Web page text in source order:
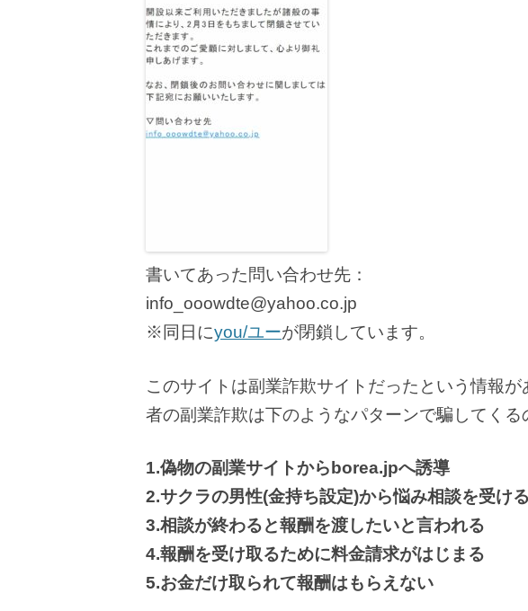
書いてあった問い合わせ先：
info_ooowdte@yahoo.co.jp
※同日にyou/ユーが閉鎖しています。
このサイトは副業詐欺サイトだったという情報
者の副業詐欺は下のようなパターンで騙してくる
1.偽物の副業サイトからborea.jpへ誘導
2.サクラの男性(金持ち設定)から悩み相談を受ける
3.相談が終わると報酬を渡したいと言われる
4.報酬を受け取るために料金請求がはじまる
5.お金だけ取られて報酬はもらえない